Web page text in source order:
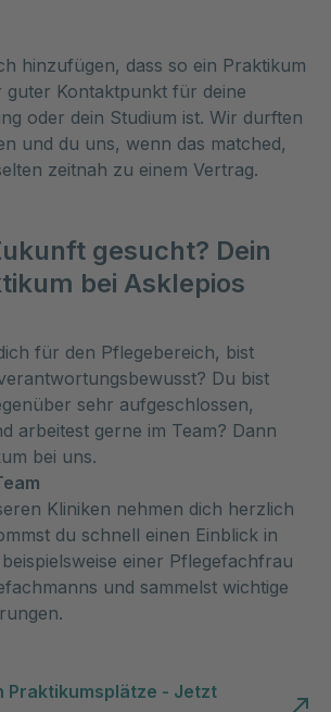
hinzufügen, dass so ein Praktikum
guter Kontaktpunkt für deine
oder dein Studium ist. Wir durften
und du uns, wenn das matched,
zeitnah zu einem Vertrag.
gesucht? Dein
bei Asklepios
für den Pflegebereich, bist
Du bist
sehr aufgeschlossen,
arbeitest gerne im Team? Dann
bei uns.
Kliniken nehmen dich herzlich
du schnell einen Einblick in
einer Pflegefachfrau
und sammelst wichtige
Praktikumsplätze - Jetzt